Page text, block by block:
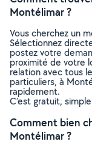
Montélimar ?
Vous cherchez un
Sélectionnez
postez votre
proximité de votre
relation avec tous
particuliers, à
rapidement.
C’est gratuit,
Comment bien
Montélimar ?